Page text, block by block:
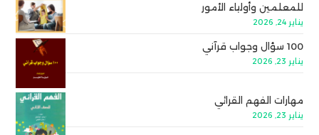
للمعلمين وأولياء الأمور
يناير 24, 2026
100 سؤال وجواب قرآني
يناير 23, 2026
مهارات الفهم القرائي
يناير 23, 2026